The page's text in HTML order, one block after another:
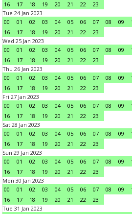
16
17 18 19 20 21 22
23
Tue 24 Jan 2023
00
01 02 03 04 05 06 07 08 09
16
17 18 19 20 21 22
23
Wed 25 Jan 2023
00
01 02 03 04 05 06 07 08 09
16
17 18 19 20 21 22
23
Thu 26 Jan 2023
00
01 02 03 04 05 06 07 08 09
16
17 18 19 20 21 22
23
Fri 27 Jan 2023
00
01 02 03 04 05 06 07 08 09
16
17 18 19 20 21 22
23
Sat 28 Jan 2023
00
01 02 03 04 05 06 07 08 09
16
17 18 19 20 21 22
23
Sun 29 Jan 2023
00
01 02 03 04 05 06 07 08 09
16
17 18 19 20 21 22
23
Mon 30 Jan 2023
00
01 02 03 04 05 06 07 08 09
16
17 18 19 20 21 22
23
Tue 31 Jan 2023